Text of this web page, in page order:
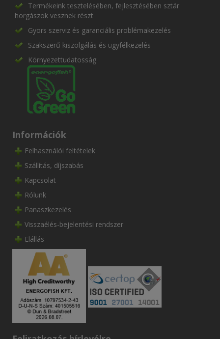
Termékeink tesztelésében, fejlesztésében sztár
horgászok vesznek részt
Gyors szerviz és garanciális problémakezelés
Szakszerű kiszolgálás és ügyfélkezelés
Környezettudatosság
Információk
Felhasználói feltételek
Szállítás, díjszabás
Kapcsolat
Rólunk
Panaszkezelés
Visszaélés-bejelentési rendszer
Elállás